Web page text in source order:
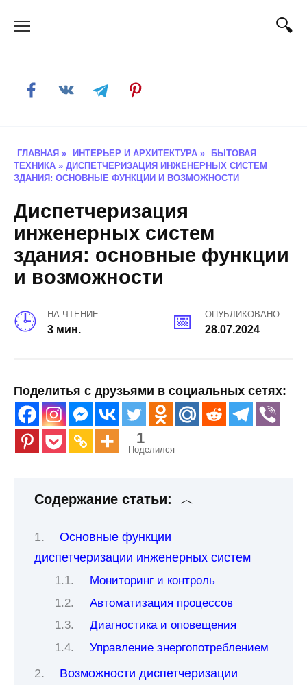
ГЛАВНАЯ » ИНТЕРЬЕР И АРХИТЕКТУРА »
БЫТОВАЯ
ТЕХНИКА » ДИСПЕТЧЕРИЗАЦИЯ ИНЖЕНЕРНЫХ СИСТЕМ
ЗДАНИЯ: ОСНОВНЫЕ ФУНКЦИИ И ВОЗМОЖНОСТИ
Диспетчеризация
инженерных систем
здания: основные функции
и возможности
НА ЧТЕНИЕ
3 мин.
ОПУБЛИКОВАНО
28.07.2024
Поделитья с друзьями в социальных сетях:
1
Поделился
Содержание статьи:
Основные функции
диспетчеризации инженерных систем
Мониторинг и контроль
Автоматизация процессов
Диагностика и оповещения
Управление энергопотреблением
Возможности диспетчеризации